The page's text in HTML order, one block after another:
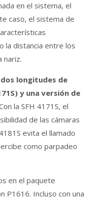
en el sistema, el
caso, el sistema de
la distancia entre los
nariz.
dos longitudes de
y una versión de
la SFH 4171S, el
de las cámaras
evita el llamado
como parpadeo
en el paquete
P1616. Incluso con una